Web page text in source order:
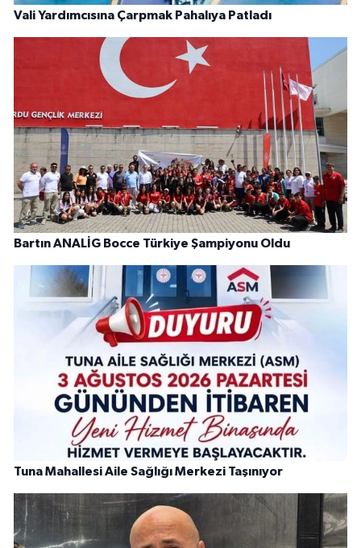
Vali Yardımcısına Çarpmak Pahalıya Patladı
Bartın ANALİG Bocce Türkiye Şampiyonu Oldu
Tuna Mahallesi Aile Sağlığı Merkezi Taşınıyor